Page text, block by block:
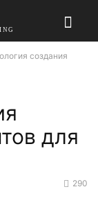
создания
для
290